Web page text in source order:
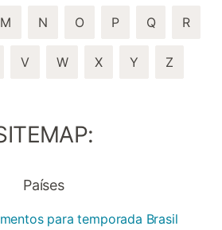
M N O P Q R
V W X Y Z
Países
para temporada Brasil